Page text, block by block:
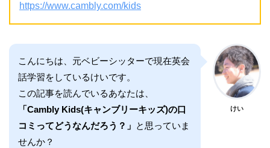
https://www.cambly.com/kids
こんにちは、元ベビーシッターで現在英会
話学習をしているけいです。
この記事を読んでいるあなたは、
「Cambly Kids(キャンブリーキッズ)の口
コミってどうなんだろう？」 と思っていま
せんか？
けい